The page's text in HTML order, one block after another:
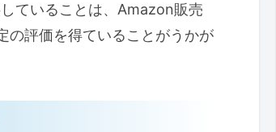
ていることは、Amazon販売
の評価を得ていることがうかが